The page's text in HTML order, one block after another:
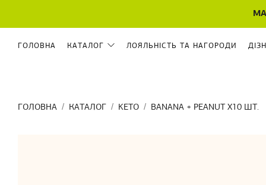
ГОЛОВНА КАТАЛОГ ЛОЯЛЬНІСТЬ ТА НАГОРОДИ
ГОЛОВНА КАТАЛОГ KETO BANANA + PEANUT X10 ШТ.